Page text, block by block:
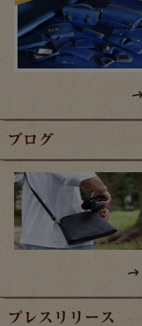
ブログ
プレスリリース